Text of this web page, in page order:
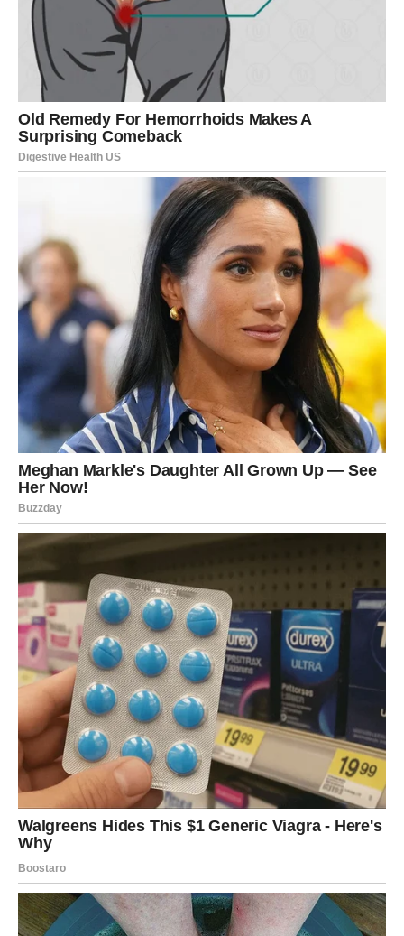
Nećete više pristajati na odnose koji vam donose stres,
nesigurnost i emotivni umor.
sreću umjesto ljudi koji ih stalno vraćaju na stare
probleme.
Finansije i posao donose
pozitivne promjene
Iako će emocije biti u centru pažnje, ni poslovna situacija
neće ostati ista.
Pred vama je sedmica tokom koje biste mogli dobiti
veoma zanimljivu poslovnu priliku, dodatnu zaradu ili
vijest koja će vas pozitivno iznenaditi.
Jedan razgovor mogao bi imati mnogo veći značaj nego
što trenutno mislite.
Mnogi Jarčevi će tokom ovog perioda osjetiti veliko
olakšanje jer će se problem koji ih dugo opterećuje
konačno početi rješavati.
Zvijezde vam poručuju da više vjerujete sebi jer upravo
sada imate priliku ostvariti mnogo više nego što mislite.
Vrijeme je da konačno počnete
misliti više na sebe
Previše ste energije trošili pokušavajući pomoći drugima
i održati odnose koji su vas iscrpljivali.
Često ste zaboravljali vlastite potrebe samo da biste
izbjegli razočaranja i sukobe.
Ali nova sedmica donosi vam veoma važnu lekciju — ne